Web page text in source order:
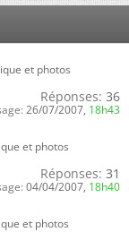
et photos
Réponses: 36
26/07/2007, 18h43
et photos
Réponses: 31
04/04/2007, 18h40
et photos